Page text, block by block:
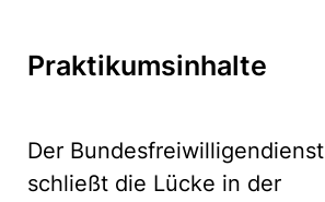
Praktikumsinhalte
Der Bundesfreiwilligendienst
schließt die Lücke in der